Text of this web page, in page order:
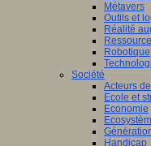
Métavers
Outils et
Réalité
Robotique
Société
Acteurs
Ecole et
Economie
Handicap